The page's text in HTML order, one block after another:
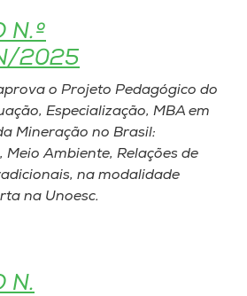
N.º
2025
o Projeto Pedagógico do
Especialização, MBA em
Mineração no Brasil:
Meio Ambiente, Relações de
na modalidade
na Unoesc.
N.